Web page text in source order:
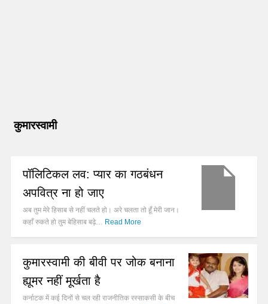
कुमारस्वामी
पॉलिटिकल लव: प्यार का गठबंधन
अपवित्र ना हो जाए
अब तुम मेरे हिसाब से नहीं चलते हो। अरे चलता तो हूँ मेरी जान।
कहाँ रुकते हो तुम बेहिसाब बढ़े… Read More
कुमारस्वामी की बीवी पर जोक बनाना
ह्यूमर नहीं मूर्खता है
कर्नाटक में कई दिनों से चल रही राजनीतिक रस्साकसी के बीच